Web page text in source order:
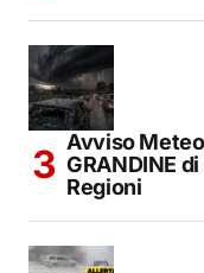
Avviso
GRANDINE
Regioni